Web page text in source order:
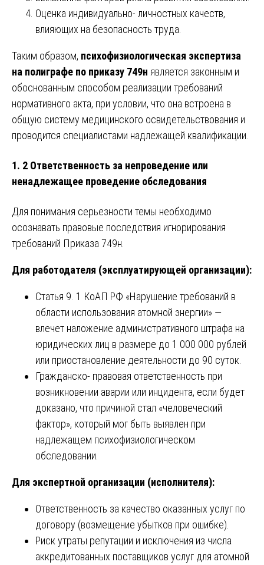
Оценка индивидуально- личностных качеств,
влияющих на безопасность труда.
Таким образом, психофизиологическая экспертиза
на полиграфе по приказу 749н является законным и
обоснованным способом реализации требований
нормативного акта, при условии, что она встроена в
общую систему медицинского освидетельствования и
проводится специалистами надлежащей квалификации.
1. 2 Ответственность за непроведение или
ненадлежащее проведение обследования
Для понимания серьезности темы необходимо
осознавать правовые последствия игнорирования
требований Приказа 749н.
Для работодателя (эксплуатирующей организации):
Статья 9. 1 КоАП РФ «Нарушение требований в
области использования атомной энергии» —
влечет наложение административного штрафа на
юридических лиц в размере до 1 000 000 рублей
или приостановление деятельности до 90 суток.
Гражданско- правовая ответственность при
возникновении аварии или инцидента, если будет
доказано, что причиной стал «человеческий
фактор», который мог быть выявлен при
надлежащем психофизиологическом
обследовании.
Для экспертной организации (исполнителя):
Ответственность за качество оказанных услуг по
договору (возмещение убытков при ошибке).
Риск утраты репутации и исключения из числа
аккредитованных поставщиков услуг для атомной